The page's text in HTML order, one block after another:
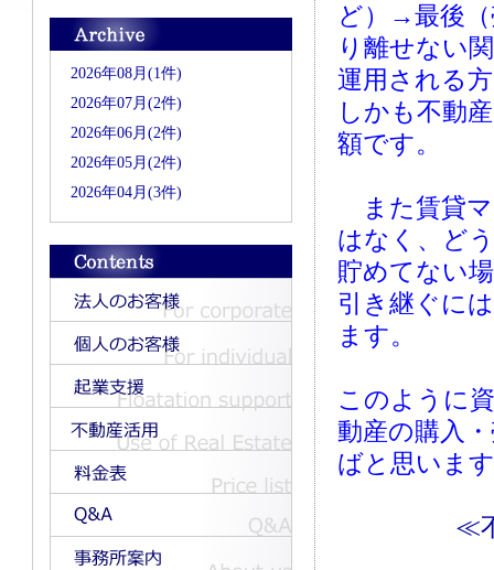
2026年08月(1件)
2026年07月(2件)
2026年06月(2件)
2026年05月(2件)
2026年04月(3件)
ど）→最後（
り離せない
運用される
しかも不動
額です。
また賃貸マ
はなく、ど
貯めてない
引き継ぐに
ます。
このように
動産の購入
ばと思いま
≪